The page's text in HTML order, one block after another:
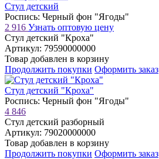
Стул детский
Роспись: Черный фон "Ягоды"
2 916 Узнать оптовую цену
Стул детский "Кроха"
Артикул: 79590000000
Товар добавлен в корзину
Продолжить покупки Оформить заказ
Стул детский "Кроха"
Роспись: Черный фон "Ягоды"
4 846
Стул детский разборный
Артикул: 79020000000
Товар добавлен в корзину
Продолжить покупки Оформить заказ